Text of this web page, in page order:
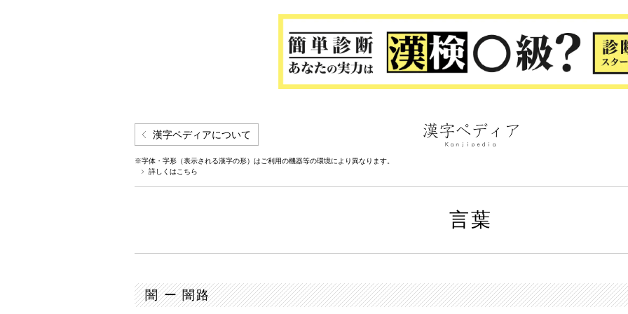
漢字ペディアについて
※字体・字形（表示される漢字の形）はご利用の機器等の環境により異なります。
詳しくはこちら
言葉
闇 ー 闇路